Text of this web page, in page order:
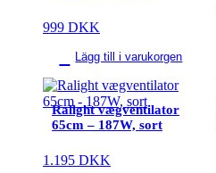
999 DKK
Lägg till i varukorgen
Ralight vægventilator
65cm – 187W, sort
1.195 DKK